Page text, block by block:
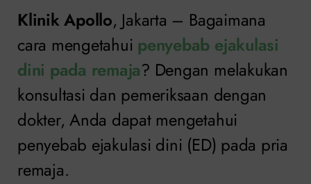
Klinik Apollo, Jakarta – Bagaimana
cara mengetahui penyebab ejakulasi
dini pada remaja? Dengan melakukan
konsultasi dan pemeriksaan dengan
dokter, Anda dapat mengetahui
penyebab ejakulasi dini (ED) pada pria
remaja.